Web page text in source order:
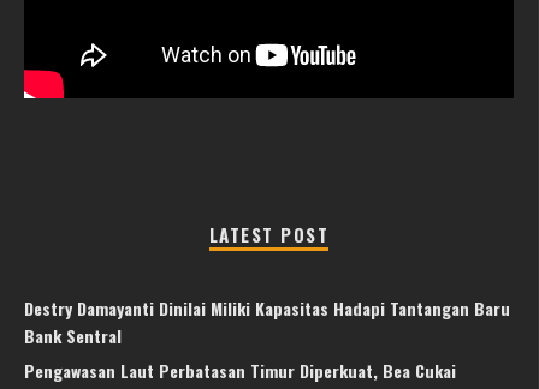
LATEST POST
Destry Damayanti Dinilai Miliki Kapasitas Hadapi Tantangan Baru
Bank Sentral
Pengawasan Laut Perbatasan Timur Diperkuat, Bea Cukai